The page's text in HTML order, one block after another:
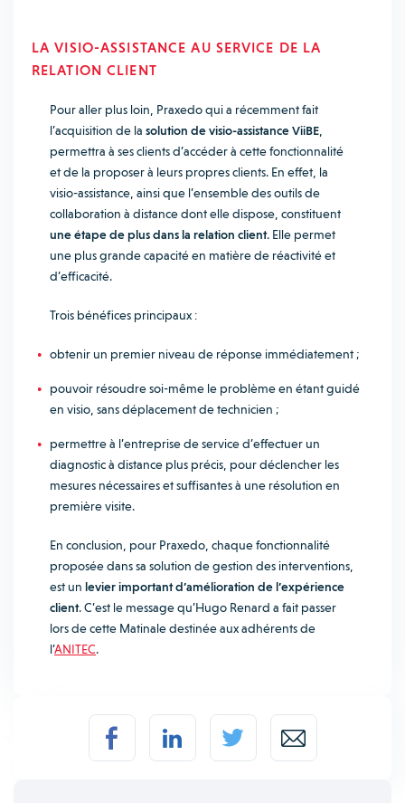
LA VISIO-ASSISTANCE AU SERVICE DE LA
RELATION CLIENT
Pour aller plus loin, Praxedo qui a récemment fait
l’acquisition de la solution de visio-assistance ViiBE
permettra à ses clients d’accéder à cette fonctionnalité
et de la proposer à leurs propres clients. En effet, la
visio-assistance, ainsi que l’ensemble des outils de
collaboration à distance dont elle dispose, constituent
une étape de plus dans la relation client. Elle permet
une plus grande capacité en matière de réactivité et
d’efficacité.
Trois bénéfices principaux :
obtenir un premier niveau de réponse immédiatement ;
pouvoir résoudre soi-même le problème en étant guidé
en visio, sans déplacement de technicien ;
permettre à l’entreprise de service d’effectuer un
diagnostic à distance plus précis, pour déclencher les
mesures nécessaires et suffisantes à une résolution en
première visite.
En conclusion, pour Praxedo, chaque fonctionnalité
proposée dans sa solution de gestion des interventions,
est un levier important d’amélioration de l’expérience
client. C’est le message qu’Hugo Renard a fait passer
lors de cette Matinale destinée aux adhérents de
l’ANITEC.